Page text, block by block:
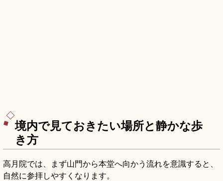
境内で見ておきたい場所と静かな歩
き方
高月院では、まず山門から本堂へ向かう流れを意識すると、
自然に参拝しやすくなります。